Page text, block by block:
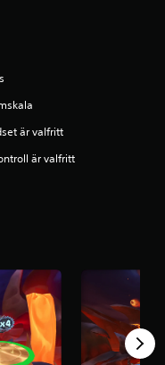
är valfritt
är valfritt